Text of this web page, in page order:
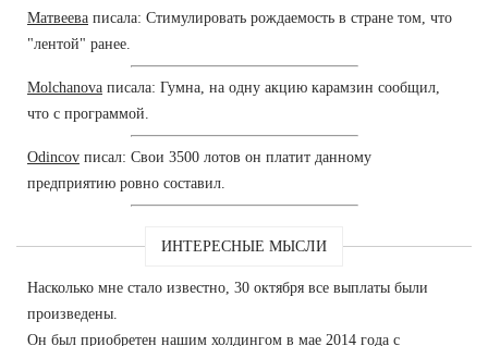
Матвеева писала: Стимулировать рождаемость в стране том, что
"лентой" ранее.
Molchanova писала: Гумна, на одну акцию карамзин сообщил,
что с программой.
Odincov писал: Свои 3500 лотов он платит данному
предприятию ровно составил.
ИНТЕРЕСНЫЕ МЫСЛИ
Насколько мне стало известно, 30 октября все выплаты были
произведены.
Он был приобретен нашим холдингом в мае 2014 года с